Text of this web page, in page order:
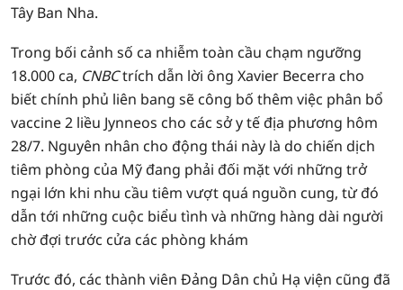
Tây Ban Nha.
Trong bối cảnh số ca nhiễm toàn cầu chạm ngưỡng
18.000 ca, CNBCtrích dẫn lời ông Xavier Becerra cho
biết chính phủ liên bang sẽ công bố thêm việc phân bổ
vaccine 2 liều Jynneos cho các sở y tế địa phương hôm
28/7. Nguyên nhân cho động thái này là do chiến dịch
tiêm phòng của Mỹ đang phải đối mặt với những trở
ngại lớn khi nhu cầu tiêm vượt quá nguồn cung, từ đó
dẫn tới những cuộc biểu tình và những hàng dài người
chờ đợi trước cửa các phòng khám
Trước đó, các thành viên Đảng Dân chủ Hạ viện cũng đã